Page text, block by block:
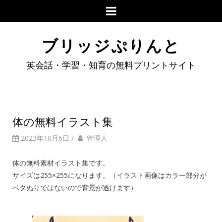
ブリッジぷりんと
英会話・学習・知育の無料プリントサイト
体の無料イラスト集
2023年10月6日 / 管理人
体の無料素材イラスト集です。
サイズは255×255になります。（イラスト画像はカラー部分が
ベタぬりではないので背景が透けます）